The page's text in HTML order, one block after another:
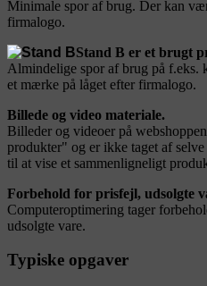
Minimale spor af brug. Der kan
firmalogo.
Stand B er et brugt
Almindelige spor af brug på f.eks.
et mærke på låget efter firmalogo.
Billede og video materiale.
Billeder og videoer på
produkter" og er ikke taget af
til at vise et sammenligneligt
Forbehold for prisfejl, udsolgte
Computeroptimering tager
udsolgte vare.
Typiske opgaver